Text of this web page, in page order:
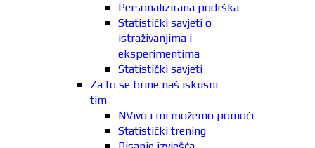
Personalizirana podrška
Statistički savjeti o
istraživanjima i
eksperimentima
Statistički savjeti
Za to se brine naš iskusni
tim
NVivo i mi možemo pomoći
Statistički trening